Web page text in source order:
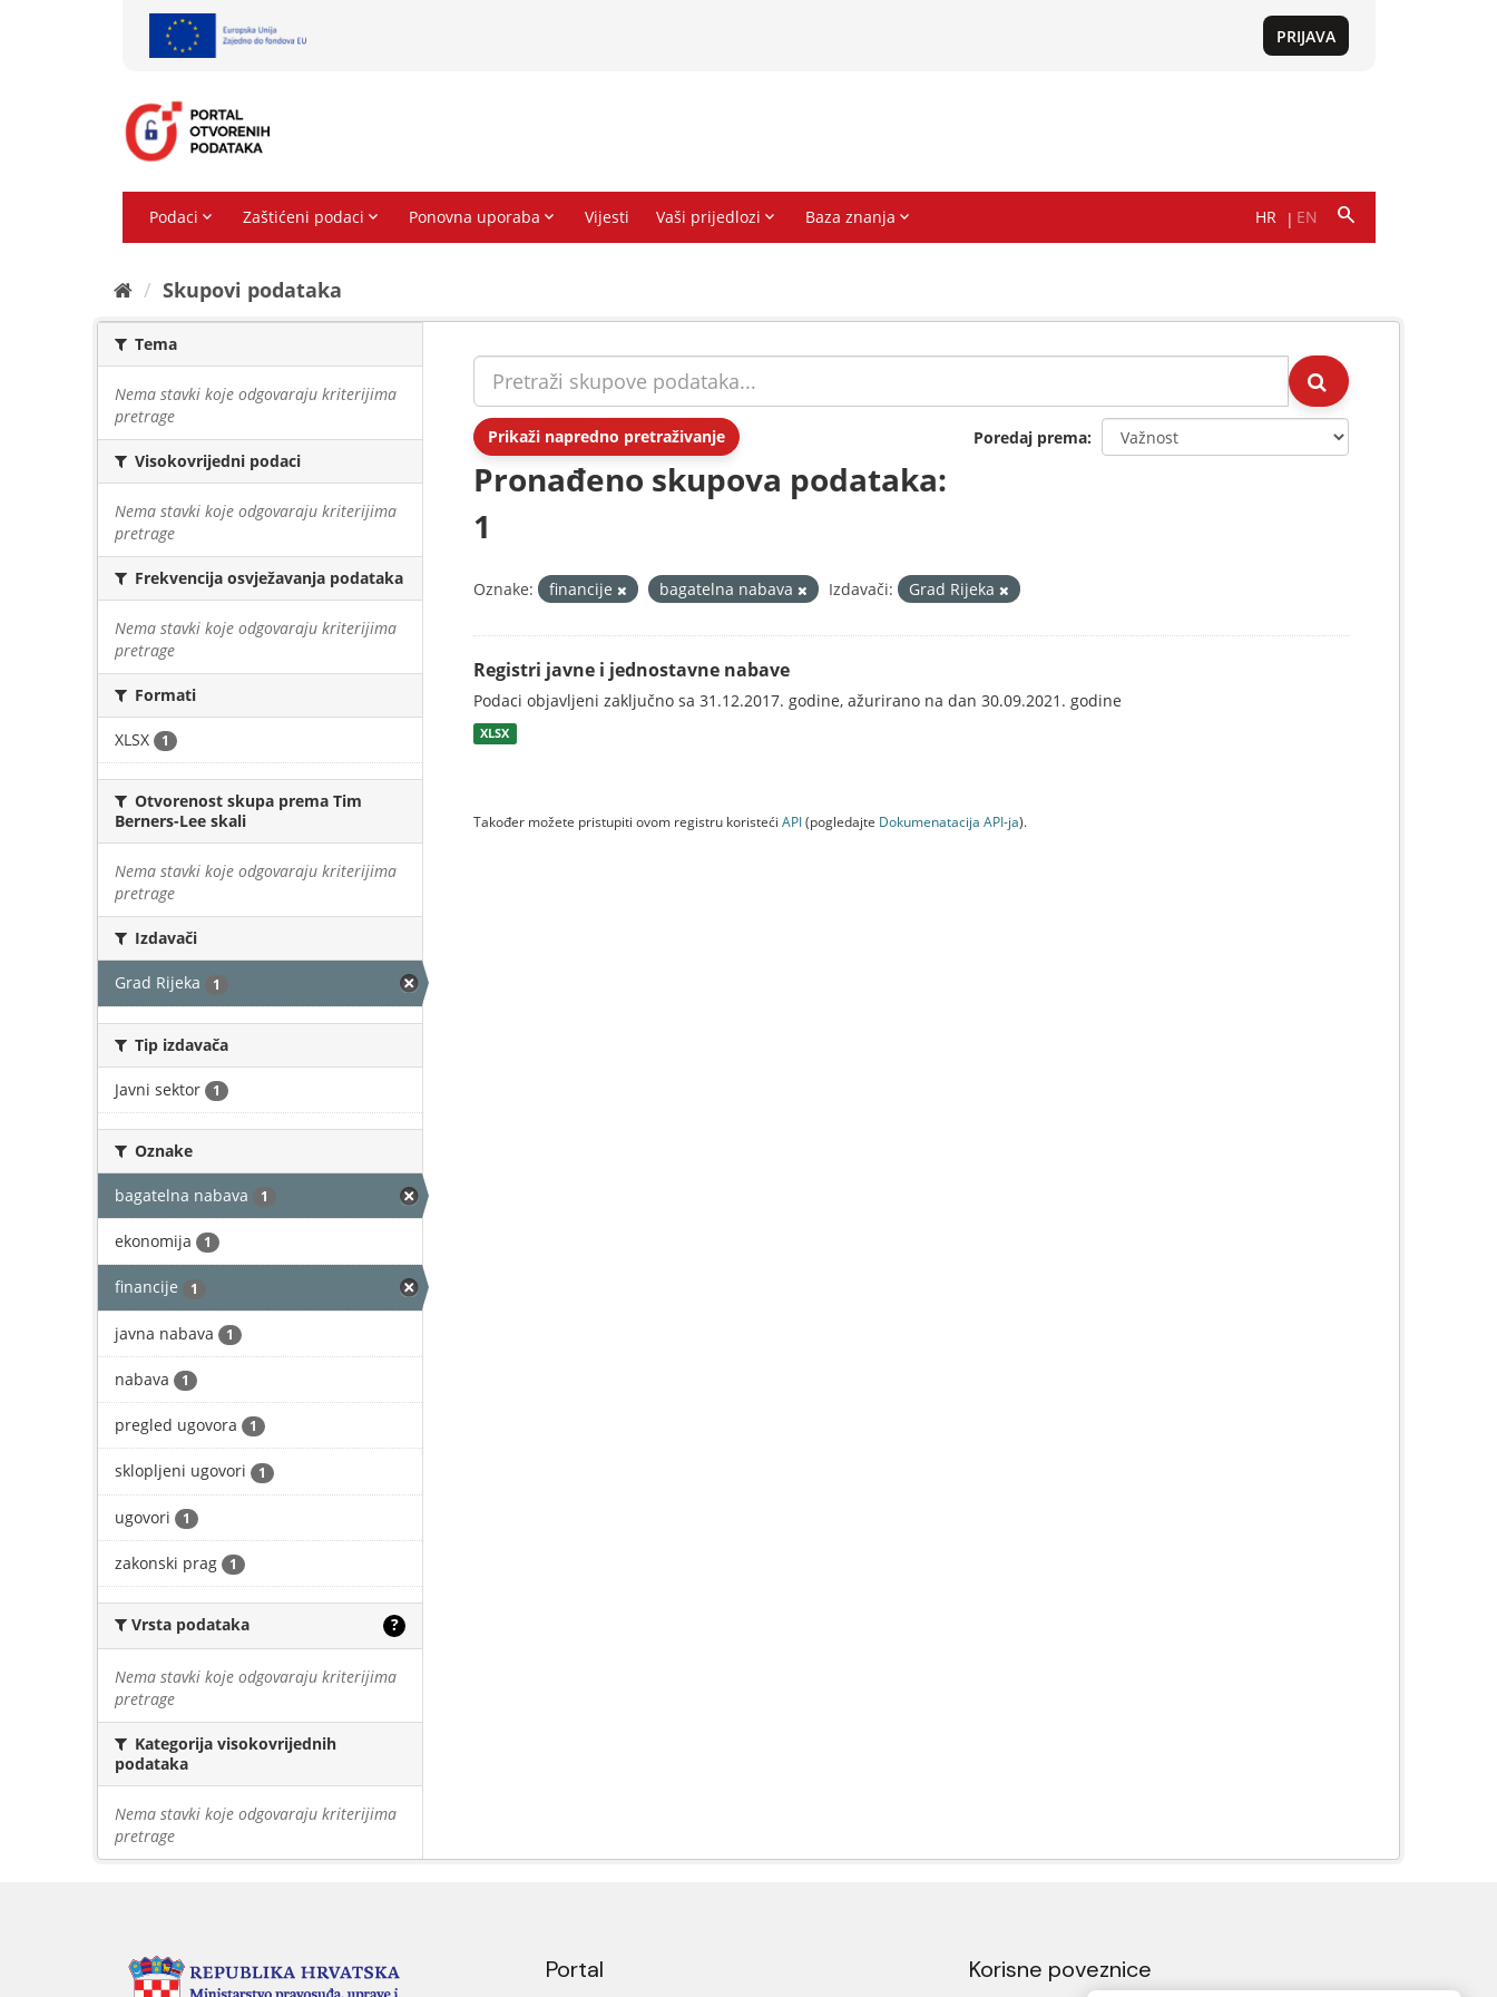
Skupovi podаtаkа
Tema
Nema stavki koje odgovaraju kriterijima
pretrage
Visokovrijedni podaci
Nema stavki koje odgovaraju kriterijima
pretrage
Frekvencija osvježavanja podataka
Nema stavki koje odgovaraju kriterijima
pretrage
Formati
XLSX 1
Otvorenost skupa prema Tim
Berners-Lee skali
Nema stavki koje odgovaraju kriterijima
pretrage
Izdavači
Grad Rijeka 1
Tip izdavača
Javni sektor 1
Oznake
bagatelna nabava 1
ekonomija 1
financije 1
javna nabava 1
nabava 1
pregled ugovora 1
sklopljeni ugovori 1
ugovori 1
zakonski prag 1
Vrsta podataka ?
Nema stavki koje odgovaraju kriterijima
pretrage
Kategorija visokovrijednih
podataka
Nema stavki koje odgovaraju kriterijima
pretrage
Prikaži napredno pretraživanje Poredaj prema
Pronađeno skupova podataka:
1
Oznake: financije bagatelna nabava Izdavači: Grad Rijeka
Registri javne i jednostavne nabave
Podaci objavljeni zaključno sa 31.12.2017. godine, ažurirano na dan 30.09.2021. godine
XLSX
Također možete pristupiti ovom registru koristeći API(pogledajte Dokumenаtаcijа API-jа).